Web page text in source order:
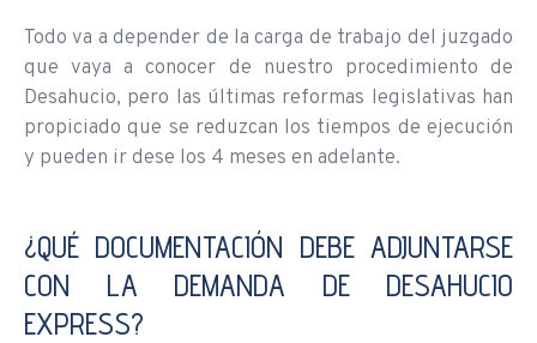
Todo va a depender de la carga de trabajo del juzgado
que vaya a conocer de nuestro procedimiento de
Desahucio, pero las últimas reformas legislativas han
propiciado que se reduzcan los tiempos de ejecución
y pueden ir dese los 4 meses en adelante.
¿QUÉ DOCUMENTACIÓN DEBE ADJUNTARSE
CON LA DEMANDA DE DESAHUCIO
EXPRESS?